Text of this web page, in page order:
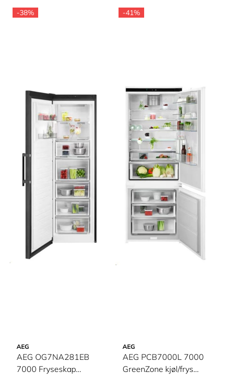
-38%
AEG
AEG OG7NA281EB
7000 Fryseskap
-41%
AEG
AEG PCB7000L 7000
GreenZone kjøl/frys